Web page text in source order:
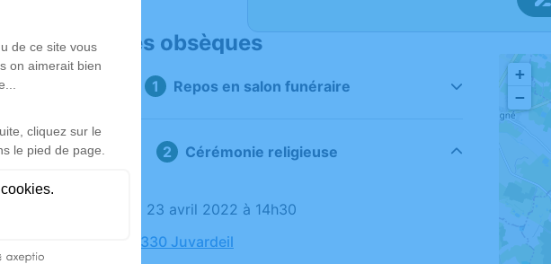
Déroulé des obsèques
Repos en salon funéraire
Cérémonie religieuse
Le samedi 23 avril 2022 à 14h30
Église, 49330 Juvardeil
+
−